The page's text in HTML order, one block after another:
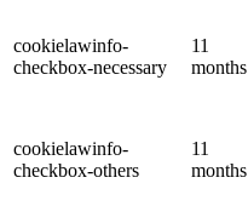
cookielawinfo-
checkbox-necessary
11
months
cookielawinfo-
checkbox-others
11
months